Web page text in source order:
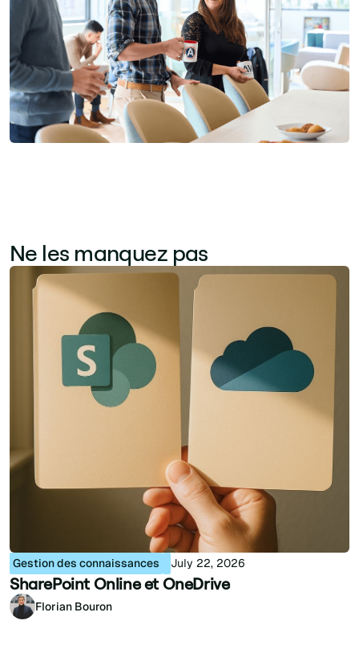
Ne les manquez pas
Gestion des connaissances July 22, 2026
SharePoint Online et OneDrive
Florian Bouron